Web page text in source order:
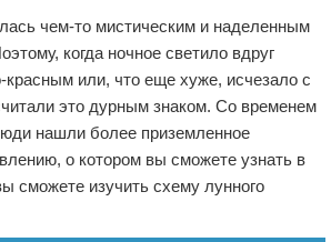
чем-то мистическим и наделенным
когда ночное светило вдруг
красным или, что еще хуже, исчезало с
это дурным знаком. Со временем
нашли более приземленное
о котором вы сможете узнать в
сможете изучить схему лунного